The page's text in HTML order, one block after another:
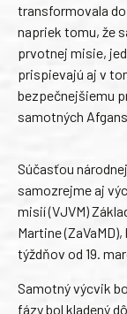
transformovala
napriek tomu, že
prvotnej misie,
prispievajú aj v
bezpečnejšiemu
samotných
Súčasťou
samozrejme aj
misií (VJVM)
Martine
týždňov od 19.
Samotný výcvik
fázy bol kladený